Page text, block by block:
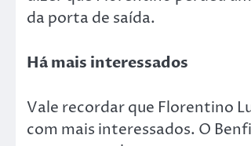
da porta de saída.
Há mais interessados
Vale recordar que Florentino
com mais interessados. O